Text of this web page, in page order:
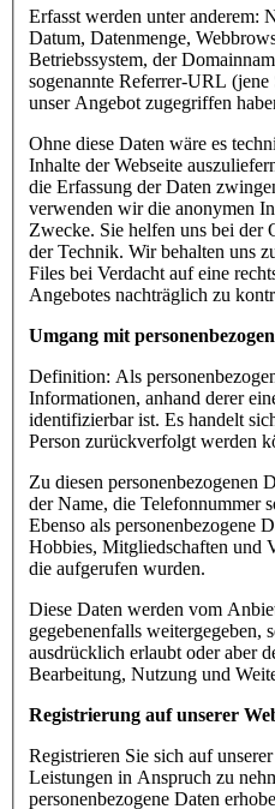
Erfasst werden unter anderem:
Datum, Datenmenge,
Betriebssystem, der
sogenannte Referrer-URL (jene
unser Angebot zugegriffen
Ohne diese Daten wäre es
Inhalte der Webseite
die Erfassung der Daten
verwenden wir die anonymen
Zwecke. Sie helfen uns bei der
der Technik. Wir behalten uns
Files bei Verdacht auf eine
Angebotes nachträglich zu
Umgang mit
Definition: Als
Informationen, anhand derer
identifizierbar ist. Es handelt
Person zurückverfolgt werden
Zu diesen personenbezogenen
der Name, die Telefonnummer
Ebenso als personenbezogene
Hobbies, Mitgliedschaften und
die aufgerufen wurden.
Diese Daten werden vom
gegebenenfalls weitergegeben,
ausdrücklich erlaubt oder aber
Bearbeitung, Nutzung und
Registrierung auf unserer
Registrieren Sie sich auf
Leistungen in Anspruch zu
personenbezogene Daten